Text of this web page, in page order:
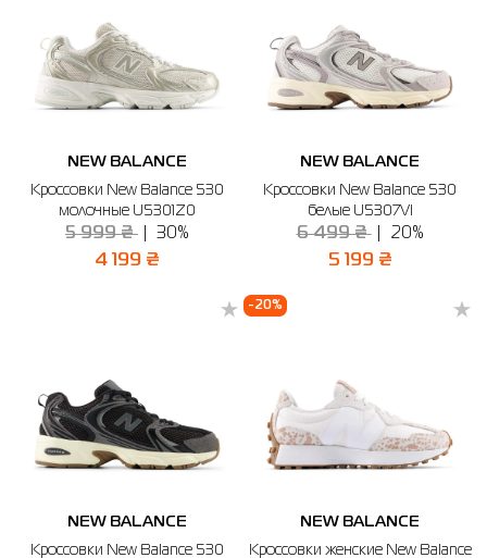
NEW BALANCE
Кроссовки New Balance 530
молочные U5301Z0
5 999 ₴ 30%
4 199 ₴
NEW BALANCE
Кроссовки New Balance 530
белые U5307VI
6 499 ₴ 20%
5 199 ₴
NEW BALANCE
Кроссовки New Balance 530
-20%
NEW BALANCE
Кроссовки женские New Balance